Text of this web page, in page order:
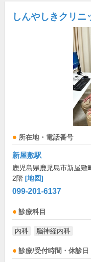
しんやしきクリニ
所在地・電話番号
新屋敷駅
鹿児島県鹿児島市新屋敷
2階 [地図]
099-201-6137
診療科目
内科 脳神経内科
診療/受付時間・休診日